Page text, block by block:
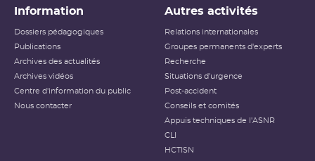
Information
Dossiers pédagogiques
Publications
Archives des actualités
Archives vidéos
Centre d'information du public
Nous contacter
Autres activités
Relations internationales
Groupes permanents d'experts
Recherche
Situations d'urgence
Post-accident
Conseils et comités
Appuis techniques de l'ASNR
CLI
HCTISN